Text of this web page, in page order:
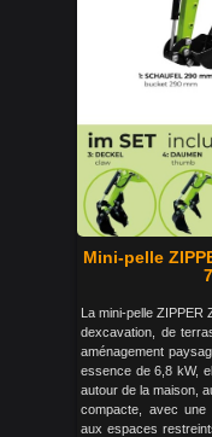
Mini-pelle
La mini-pelle ZIPPER
dexcavation, de
aménagement
essence de 6,8 kW,
autour de la maison,
compacte, avec une
aux espaces